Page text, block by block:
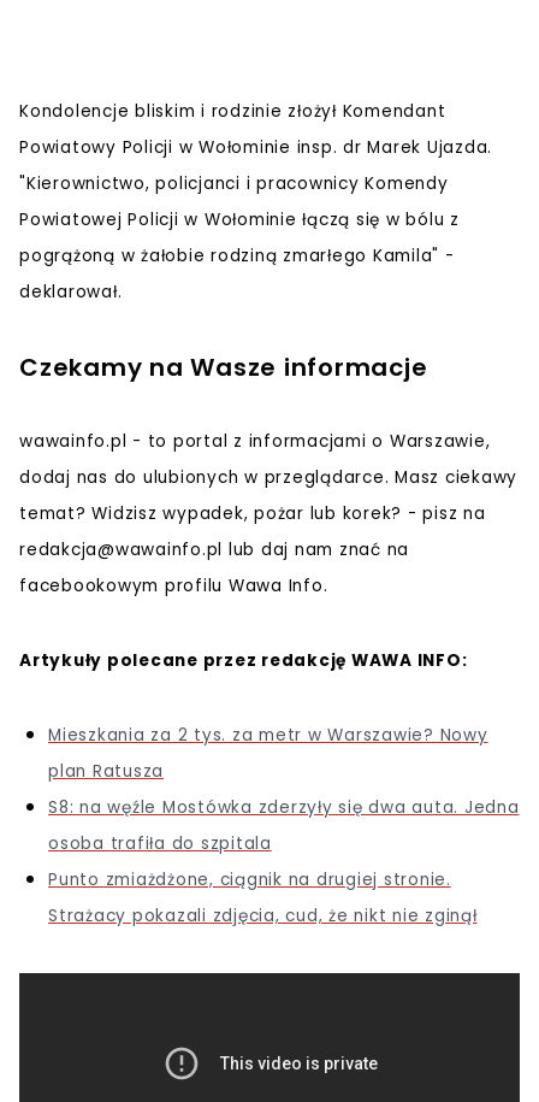
Kondolencje bliskim i rodzinie złożył Komendant
Powiatowy Policji w Wołominie insp. dr Marek Ujazda.
"Kierownictwo, policjanci i pracownicy Komendy
Powiatowej Policji w Wołominie łączą się w bólu z
pogrążoną w żałobie rodziną zmarłego Kamila" -
deklarował.
Czekamy na Wasze informacje
wawainfo.pl - to portal z informacjami o Warszawie,
dodaj nas do ulubionych w przeglądarce. Masz ciekawy
temat? Widzisz wypadek, pożar lub korek? - pisz na
redakcja@wawainfo.pl lub daj nam znać na
facebookowym profilu Wawa Info.
Artykuły polecane przez redakcję WAWA INFO:
Mieszkania za 2 tys. za metr w Warszawie? Nowy
plan Ratusza
S8: na węźle Mostówka zderzyły się dwa auta. Jedna
osoba trafiła do szpitala
Punto zmiażdżone, ciągnik na drugiej stronie.
Strażacy pokazali zdjęcia, cud, że nikt nie zginął